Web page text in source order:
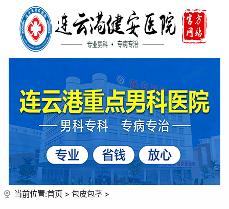
当前位置:首页 > 包皮包茎 >